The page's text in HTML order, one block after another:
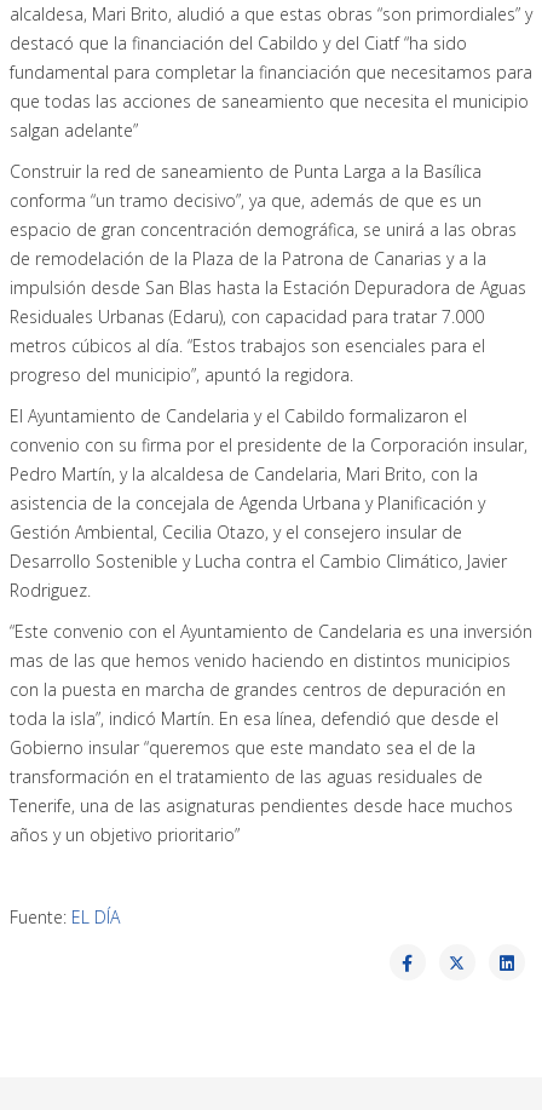
alcaldesa, Mari Brito, aludió a que estas obras “son primordiales” y
destacó que la financiación del Cabildo y del Ciatf “ha sido
fundamental para completar la financiación que necesitamos para
que todas las acciones de saneamiento que necesita el municipio
salgan adelante”
Construir la red de saneamiento de Punta Larga a la Basílica
conforma “un tramo decisivo”, ya que, además de que es un
espacio de gran concentración demográfica, se unirá a las obras
de remodelación de la Plaza de la Patrona de Canarias y a la
impulsión desde San Blas hasta la Estación Depuradora de Aguas
Residuales Urbanas (Edaru), con capacidad para tratar 7.000
metros cúbicos al día. “Estos trabajos son esenciales para el
progreso del municipio”, apuntó la regidora.
El Ayuntamiento de Candelaria y el Cabildo formalizaron el
convenio con su firma por el presidente de la Corporación insular,
Pedro Martín, y la alcaldesa de Candelaria, Mari Brito, con la
asistencia de la concejala de Agenda Urbana y Planificación y
Gestión Ambiental, Cecilia Otazo, y el consejero insular de
Desarrollo Sostenible y Lucha contra el Cambio Climático, Javier
Rodriguez.
“Este convenio con el Ayuntamiento de Candelaria es una inversión
mas de las que hemos venido haciendo en distintos municipios
con la puesta en marcha de grandes centros de depuración en
toda la isla”, indicó Martín. En esa línea, defendió que desde el
Gobierno insular “queremos que este mandato sea el de la
transformación en el tratamiento de las aguas residuales de
Tenerife, una de las asignaturas pendientes desde hace muchos
años y un objetivo prioritario”
Fuente: EL DÍA